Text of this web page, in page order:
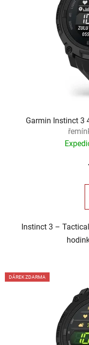
Garmin Instinct 3
Instinct 3 –
DÁREK ZDARMA